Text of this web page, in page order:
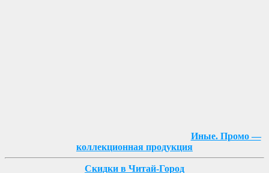
Иные. Промо —
коллекционная продукция
Скидки в Читай-Город